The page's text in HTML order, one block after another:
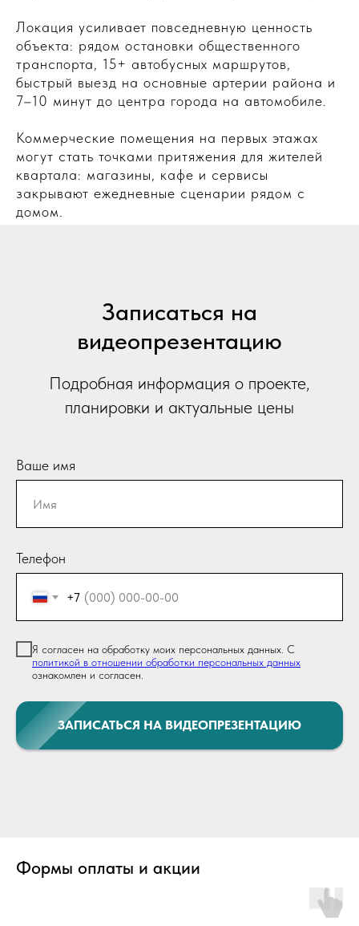
Локация усиливает повседневную ценность
объекта: рядом остановки общественного
транспорта, 15+ автобусных маршрутов,
быстрый выезд на основные артерии района и
7–10 минут до центра города на автомобиле.
Коммерческие помещения на первых этажах
могут стать точками притяжения для жителей
квартала: магазины, кафе и сервисы
закрывают ежедневные сценарии рядом с
домом.
Записаться на
видеопрезентацию
Подробная информация о проекте,
планировки и актуальные цены
Ваше имя
Телефон
+7
Я согласен на обработку моих персональных данных. С
политикой в отношении обработки персональных данных
ознакомлен и согласен.
ЗАПИСАТЬСЯ НА ВИДЕОПРЕЗЕНТАЦИЮ
Формы оплаты и акции